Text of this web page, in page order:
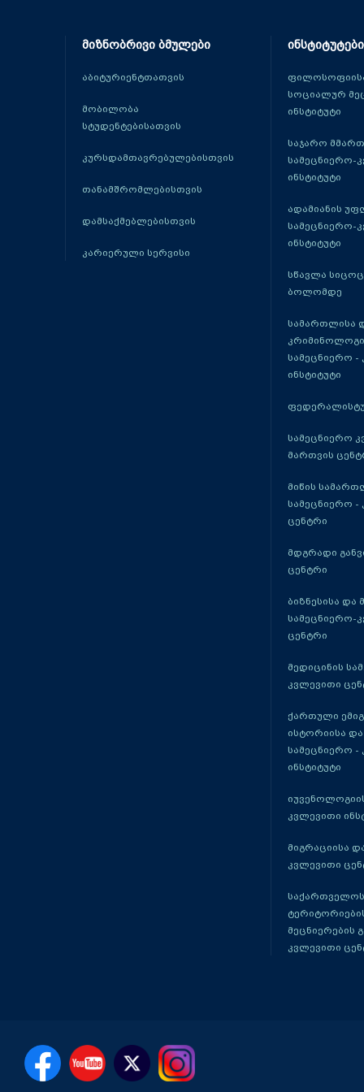
მიზნობრივი ბმულები
აბიტურიენტთათვის
მობილობა
სტუდენტებისათვის
კურსდამთავრებულებისთვის
თანამშრომლებისთვის
დამსაქმებლებისთვის
კარიერული სერვისი
სოციალურ
ინსტიტუტი
საჯარო
სამეცნიერო-
ინსტიტუტი
ადამიანის
სამეცნიერო-
ინსტიტუტი
სწავლა
ბოლომდე
სამართლისა
სამეცნიერო -
ინსტიტუტი
სამეცნიერო
მართვის
მიწის
სამეცნიერო -
ცენტრი
მდგრადი
ცენტრი
ბიზნესისა და
სამეცნიერო-
ცენტრი
მედიცინის
კვლევითი
ქართული
ისტორიისა
სამეცნიერო -
ინსტიტუტი
კვლევითი
მიგრაციისა
კვლევითი
მეცნიერების
კვლევითი